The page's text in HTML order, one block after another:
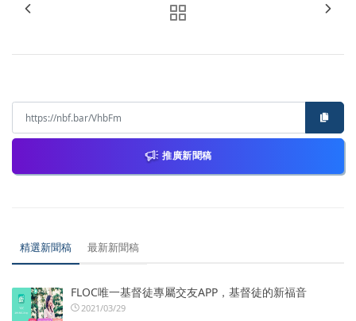
推廣新聞稿
精選新聞稿 最新新聞稿
FLOC唯一基督徒專屬交友APP，基督徒的新福音
2021/03/29